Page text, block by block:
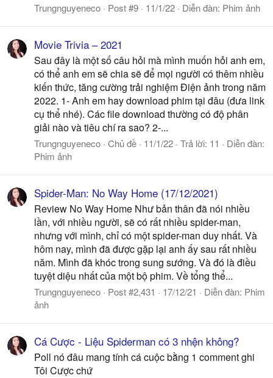
Trungnguyeneco Post #9 11/1/22 Diễn đàn: Phim ảnh
Movie Trivia – 2021
Sau đây là một số câu hỏi mà mình muốn hỏi anh em,
có thể anh em sẽ chia sẽ để mọi người có thêm nhiều
kiến thức, tăng cường trải nghiệm Điện ảnh trong năm
2022. 1- Anh em hay download phim tại đâu (đưa link
cụ thể nhé). Các file download thường có độ phân
giải nào và tiêu chí ra sao? 2-...
Trungnguyeneco Chủ đề 11/1/22 Trả lời: 11
Diễn đàn:
Phim ảnh
Spider-Man: No Way Home (17/12/2021)
Review No Way Home Như bản thân đã nói nhiều
lần, với nhiều người, sẽ có rất nhiều spider-man,
nhưng với mình, chỉ có một spider-man duy nhất. Và
hôm nay, mình đã được gặp lại anh ấy sau rất nhiều
năm. Mình đã khóc trong sung sướng. Và đó là điều
tuyệt diệu nhất của một bộ phim. Về tổng thể...
Trungnguyeneco Post #2,431 17/12/21 Diễn đàn: Phim
ảnh
Cá Cược - Liệu Spiderman có 3 nhện không?
Poll nó đâu mang tính cá cuộc bằng 1 comment ghi
Tôi Cược chứ